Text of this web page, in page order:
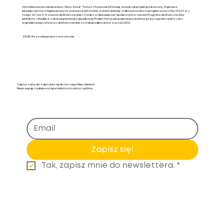
Firma Remontowo-Budowlana „Okno-Świat” Tomasz Potaczek informuje, że realizuje projekt pod nazwą „Poprawa
bezpieczeństwa i higieny pracy na stanowiskach monter stolarki okiennej”. Całkowita wartość projektu wynosi 284 935,39 zł, z
czego 133 943,51 zł stanowi dofinansowanie z Funduszu Ubezpieczeń Społecznych w ramach Programu dofinansowania
płatników składek w zakresie prewencji wypadkowej. Projekt ma na celu poprawę warunków pracy i ograniczenie ryzyka
wypadkowego. Umowa o dofinansowanie została podpisana w styczniu 2025 r.
2025R. Wszystkie prawa zastrzeżone.
Zapraszamy do zapisania się do naszego Newslettera!
Nie przegap żadnej ważnej wiadomości od naszej firmy.
Zapisz się!
Tak, zapisz mnie do newslettera. *